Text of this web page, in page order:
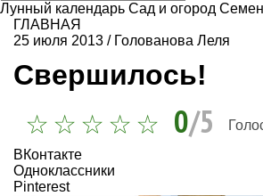
Лунный календарь Сад и огород
ГЛАВНАЯ
25 июля 2013 / Голованова Леля
Свершилось!
0/5
ВКонтакте
Одноклассники
Pinterest